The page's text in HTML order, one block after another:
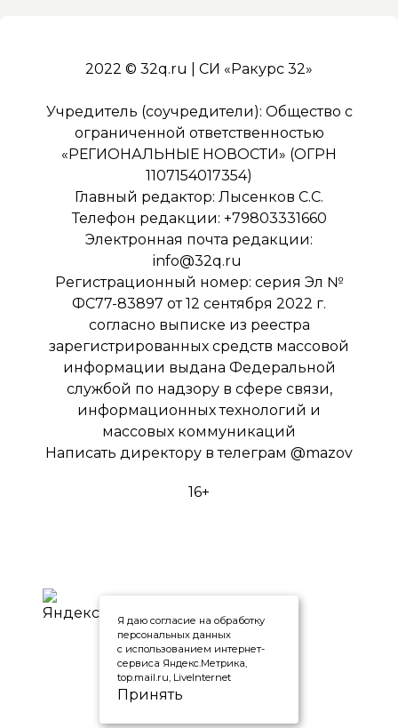
2022 © 32q.ru | СИ «Ракурс 32»
Учредитель (соучредители): Общество с
ограниченной ответственностью
«РЕГИОНАЛЬНЫЕ НОВОСТИ» (ОГРН
1107154017354)
Главный редактор: Лысенков С.С.
Телефон редакции: +79803331660
Электронная почта редакции:
info@32q.ru
Регистрационный номер: серия Эл №
ФС77-83897 от 12 сентября 2022 г.
согласно выписке из реестра
зарегистрированных средств массовой
информации выдана Федеральной
службой по надзору в сфере связи,
информационных технологий и
массовых коммуникаций
Написать директору в телеграм @mazov
16+
Я даю согласие на обработку
персональных данных
с использованием интернет-
сервиса Яндекс.Метрика,
top.mail.ru, LiveInternet
Принять